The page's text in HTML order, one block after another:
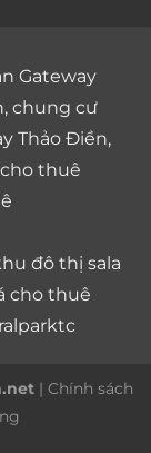
Gateway
, chung cư
Thảo Điền,
cho thuê
đô thị sala
cho thuê
| Chính sách